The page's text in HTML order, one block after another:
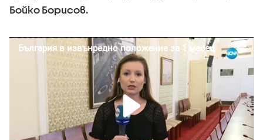
Бойко Борисов.